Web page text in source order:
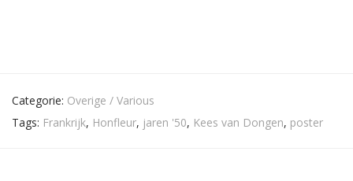
Categorie: Overige / Various
Tags: Frankrijk, Honfleur, jaren '50, Kees van Dongen, poster